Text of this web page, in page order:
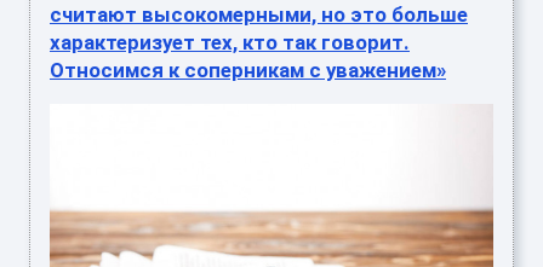
считают высокомерными, но это больше
характеризует тех, кто так говорит.
Относимся к соперникам с уважением»